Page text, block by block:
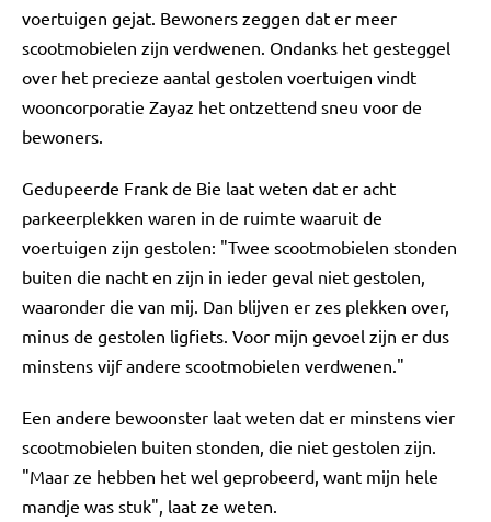
voertuigen gejat. Bewoners zeggen dat er meer
scootmobielen zijn verdwenen. Ondanks het gesteggel
over het precieze aantal gestolen voertuigen vindt
wooncorporatie Zayaz het ontzettend sneu voor de
bewoners.
Gedupeerde Frank de Bie laat weten dat er acht
parkeerplekken waren in de ruimte waaruit de
voertuigen zijn gestolen: "Twee scootmobielen stonden
buiten die nacht en zijn in ieder geval niet gestolen,
waaronder die van mij. Dan blijven er zes plekken over,
minus de gestolen ligfiets. Voor mijn gevoel zijn er dus
minstens vijf andere scootmobielen verdwenen."
Een andere bewoonster laat weten dat er minstens vier
scootmobielen buiten stonden, die niet gestolen zijn.
"Maar ze hebben het wel geprobeerd, want mijn hele
mandje was stuk", laat ze weten.